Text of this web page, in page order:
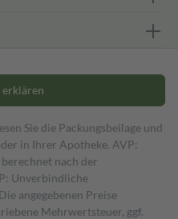
Sie die Packungsbeilage und
in Ihrer Apotheke. AVP:
nach der
Unverbindliche
angegebenen Preise
Mehrwertsteuer, ggf.